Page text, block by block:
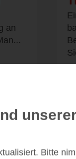
an
Bitte